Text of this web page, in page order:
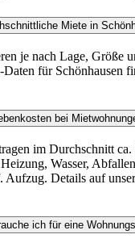
Miete in
je nach Lage, Größe
für Schönhausen
bei
im Durchschnitt
Wasser,
Aufzug. Details auf
ich für eine